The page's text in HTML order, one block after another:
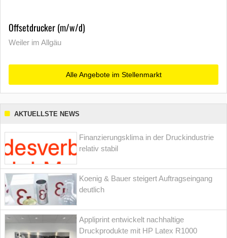
Offsetdrucker (m/w/d)
Weiler im Allgäu
Alle Angebote im Stellenmarkt
AKTUELLSTE NEWS
Finanzierungsklima in der Druckindustrie
relativ stabil
Koenig & Bauer steigert Auftragseingang
deutlich
Appliprint entwickelt nachhaltige
Druckprodukte mit HP Latex R1000